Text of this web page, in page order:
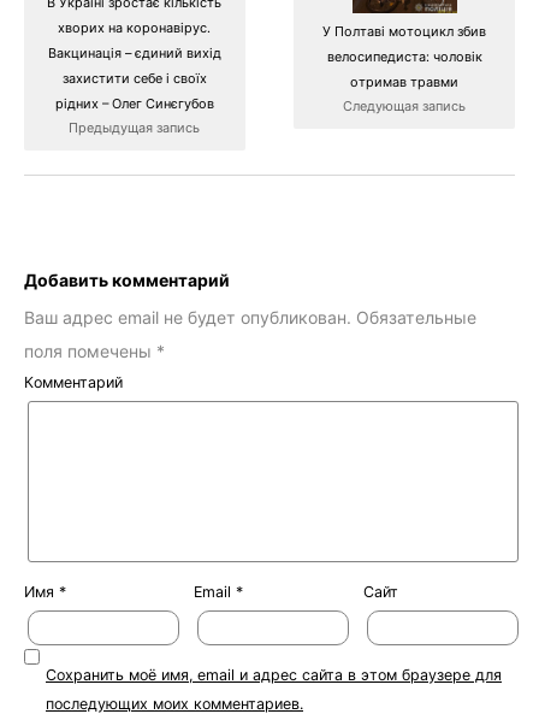
хворих на коронавірус.
Вакцинація – єдиний вихід
захистити себе і своїх
рідних – Олег Синєгубов
Предыдущая запись
У Полтаві мотоцикл збив
велосипедиста: чоловік
отримав травми
Следующая запись
Добавить комментарий
Ваш адрес email не будет опубликован. Обязательные
поля помечены *
Комментарий
Имя * Email * Сайт
Сохранить моё имя, email и адрес сайта в этом браузере для
последующих моих комментариев.